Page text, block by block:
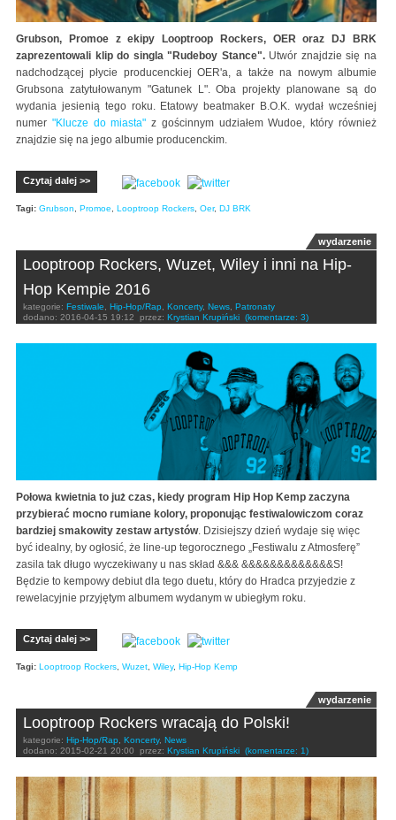
Grubson, Promoe z ekipy Looptroop Rockers, OER oraz DJ BRK
zaprezentowali klip do singla "Rudeboy Stance".Utwór znajdzie się na
nadchodzącej płycie producenckiej OER'a, a także na nowym albumie
Grubsona zatytułowanym "Gatunek L". Oba projekty planowane są do
wydania jesienią tego roku. Etatowy beatmaker B.O.K. wydał wcześniej
numer "Klucze do miasta" z gościnnym udziałem Wudoe, który również
znajdzie się na jego albumie producenckim.
Czytaj dalej >>
Tagi: Grubson Promoe Looptroop Rockers Oer, DJ BRK
wydarzenie
Looptroop Rockers, Wuzet, Wiley i inni na Hip-
Hop Kempie 2016
kategorie: Festiwale Hip-Hop/Rap Koncerty, News Patronaty
dodano: 2016-04-15 19:12 przez: Krystian Krupiński (komentarze: 3)
Połowa kwietnia to już czas, kiedy program Hip Hop Kemp zaczyna
przybierać mocno rumiane kolory, proponując festiwalowiczom coraz
bardziej smakowity zestaw artystów. Dzisiejszy dzień wydaje się więc
być idealny, by ogłosić, że line-up tegorocznego „Festiwalu z Atmosferę”
zasila tak długo wyczekiwany u nas skład &&& &&&&&&&&&&&&&S!
Będzie to kempowy debiut dla tego duetu, który do Hradca przyjedzie z
rewelacyjnie przyjętym albumem wydanym w ubiegłym roku.
Czytaj dalej >>
Tagi: Looptroop Rockers, Wuzet, Wiley, Hip-Hop Kemp
wydarzenie
Looptroop Rockers wracają do Polski!
kategorie: Hip-Hop/Rap, Koncerty, News
dodano: 2015-02-21 20:00 przez: Krystian Krupiński (komentarze: 1)